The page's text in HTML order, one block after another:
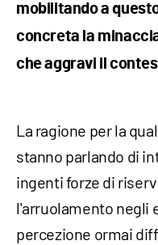
mobilitando a
concreta la
che aggravi il
La ragione per la
stanno parlando di
ingenti forze di
l'arruolamento negli
percezione ormai